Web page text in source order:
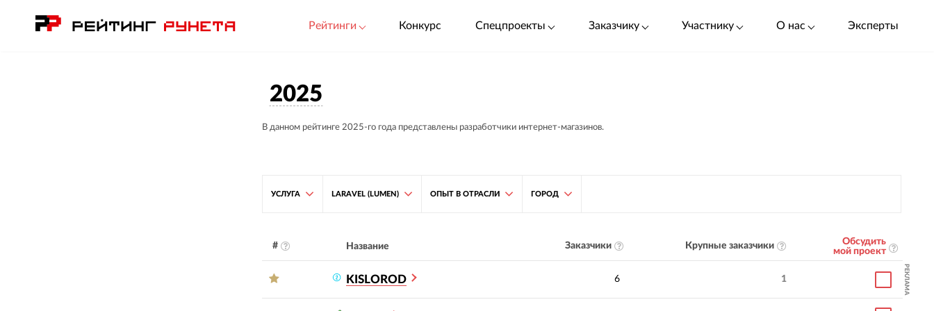
Рейтинги Конкурс Спецпроекты Заказчику Участнику О нас Эксперты
2025
В данном рейтинге 2025-го года представлены разработчики интернет-магазинов.
УСЛУГА LARAVEL (LUMEN) ОПЫТ В ОТРАСЛИ ГОРОД
# Название Заказчики Крупные заказчики
Обсудить
мой проект
KISLOROD 6 1 РЕКЛАМА